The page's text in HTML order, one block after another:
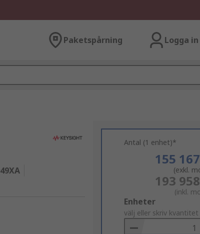
Paketspårning Logga
Antal (1 enhet)*
155
(exkl.
193
(inkl.
Add
to
Basket
Enheter
välj eller skriv kvantitet